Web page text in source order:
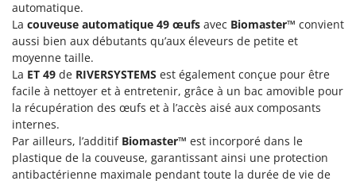
Machines pour la transformation des fruits
Machines sous vide
Motobineuses
Motoculteurs
Motofaucheuses
Motopompes pour irrigation
Moulins à céréales électriques
Moulins à farine
Famur
FARMER
FBC
Ferrari Group
Ferroni
Ferrua
FIAC
automatique.
La couveuse automatique 49 œufs avec Biomaster™ convient
aussi bien aux débutants qu’aux éleveurs de petite et
moyenne taille.
La ET 49 de RIVERSYSTEMS est également conçue pour être
facile à nettoyer et à entretenir, grâce à un bac amovible pour
la récupération des œufs et à l’accès aisé aux composants
internes.
Par ailleurs, l’additif Biomaster™ est incorporé dans le
plastique de la couveuse, garantissant ainsi une protection
antibactérienne maximale pendant toute la durée de vie de